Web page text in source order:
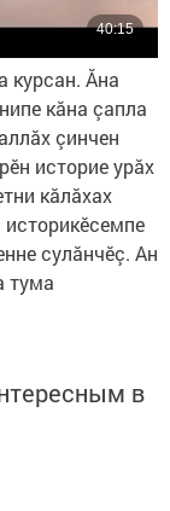
курсан. Ăна
кăна çапла
çинчен
историе урăх
кăлăхах
сулăнчӗç. Ан
тума
в